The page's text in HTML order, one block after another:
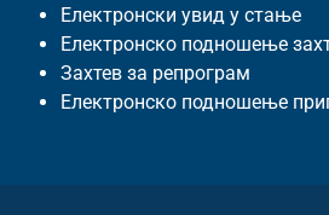
Електронски увид у стање
Електронско подношење
Захтев за репрограм
Електронско подношење